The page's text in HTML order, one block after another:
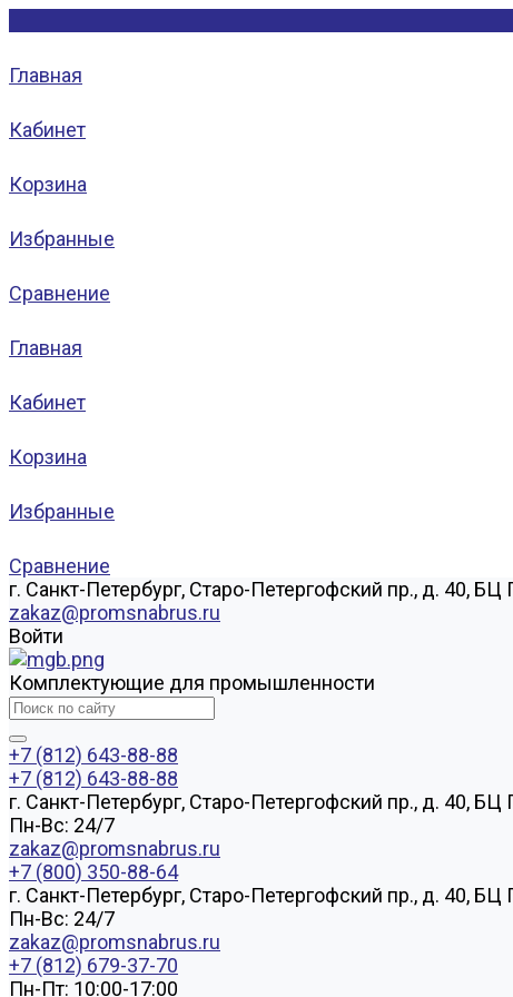
Главная
Кабинет
Корзина
Избранные
Сравнение
Главная
Кабинет
Корзина
Избранные
Сравнение
г. Санкт-Петербург, Старо-Петергофский пр., д. 40, БЦ
zakaz@promsnabrus.ru
Войти
Комплектующие для промышленности
+7 (812) 643-88-88
+7 (812) 643-88-88
г. Санкт-Петербург, Старо-Петергофский пр., д. 40, БЦ
Пн-Вс: 24/7
zakaz@promsnabrus.ru
+7 (800) 350-88-64
г. Санкт-Петербург, Старо-Петергофский пр., д. 40, БЦ
Пн-Вс: 24/7
zakaz@promsnabrus.ru
+7 (812) 679-37-70
Пн-Пт: 10:00-17:00